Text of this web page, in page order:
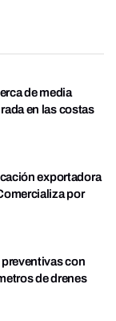
de media
en las costas
exportadora
por
con
de drenes